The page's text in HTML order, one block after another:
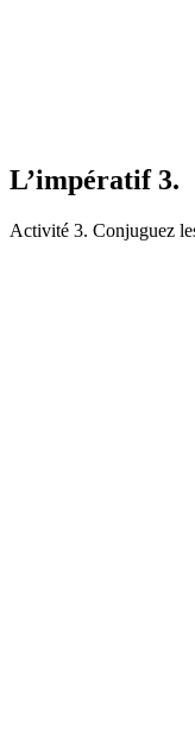
L’impératif 3.
Activité 3. Conjuguez